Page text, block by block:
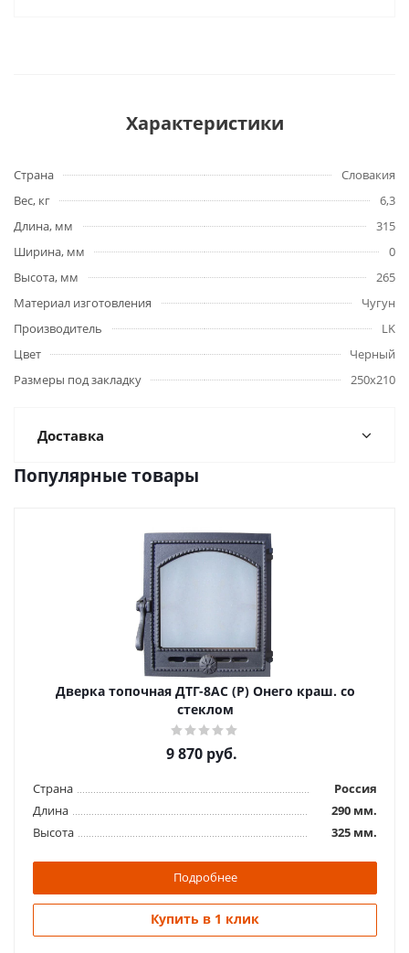
Характеристики
Страна
Словакия
Вес, кг
6,3
Длина, мм
315
Ширина, мм
0
Высота, мм
265
Материал изготовления
Чугун
Производитель
LK
Цвет
Черный
Размеры под закладку
250х210
Доставка
Популярные товары
Дверка топочная ДТГ-8АС (Р) Онего краш. со
стеклом
9 870 руб.
Страна
Россия
Длина
290 мм.
Высота
325 мм.
Подробнее
Купить в 1 клик